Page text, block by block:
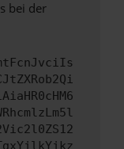
bei der